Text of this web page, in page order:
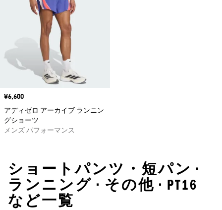
価格
¥6,600
アディゼロ アーカイブ ランニン
グショーツ
メンズ パフォーマンス
ショートパンツ・短パン •
ランニング • その他 • PT16
など一覧